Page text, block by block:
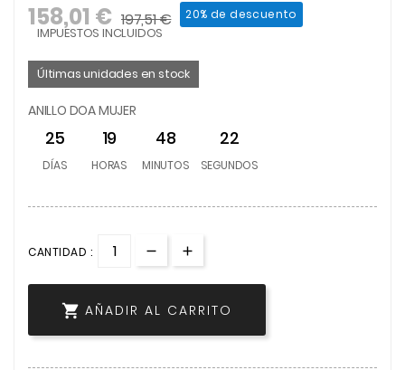
158,01 € 197,51 € 20% de descuento
IMPUESTOS INCLUIDOS
Últimas unidades en stock
ANILLO DOA MUJER
25
DÍAS
19
HORAS
48
MINUTOS
22
SEGUNDOS
CANTIDAD :
 AÑADIR AL CARRITO